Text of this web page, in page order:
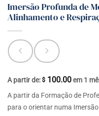
Imersão Profunda de
Alinhamento e
A partir de: $ 100.00em 1
A partir da Formação de
para o orientar numa